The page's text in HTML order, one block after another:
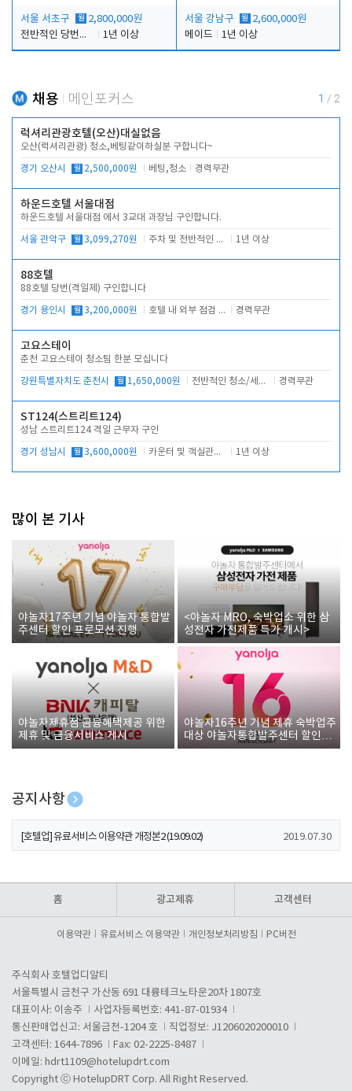
서울 서초구 월 2,800,000원
전반적인 당번업무
1년 이상
서울 강남구 월 2,600,000원
메이드
1년 이상
채용 메인포커스 1 / 2
럭셔리관광호텔(오산)대실없음
오산(럭셔리관광) 청소,베팅같이하실분 구합니다~
경기 오산시 월 2,500,000원 베팅,청소 경력무관
하운드호텔 서울대점
하운드호텔 서울대점 에서 3교대 과장님 구인합니다.
서울 관악구 월 3,099,270원 주차 및 전반적인 당번업무 1년 이상
88호텔
88호텔 당번(격일제) 구인합니다
경기 용인시 월 3,200,000원 호텔 내 외부 점검 및 프런트 운영 경력무관
고요스테이
춘천 고요스테이 청소팀 한분 모십니다
강원특별자치도 춘천시 월 1,650,000원 전반적인 청소/세탁업무 경력무관
ST124(스트리트124)
성남 스트리트124 격일 근무자 구인
경기 성남시 월 3,600,000원 카운터 및 객실관리 전반 1년 이상
많이 본 기사
야놀자17주년 기념 야놀자 통합발
주센터 할인 프로모션 진행
<야놀자 MRO, 숙박업소 위한 삼
성전자 가전제품 특가 개시>
야놀자제휴점 금융혜택제공 위한
제휴 및 금융서비스 게시
야놀자16주년 기념 제휴 숙박업주
대상 야놀자통합발주센터 할인쿠
폰 증정
공지사항
[호텔업] 개인정보 처리방침 개정본1 (19.09.02)
[호텔업] 유료서비스 이용약관 개정본2 (19.09.02) 2019.07.30
홈 광고제휴 고객센터
이용약관 유료서비스 이용약관 개인정보처리방침 PC버전
주식회사 호텔업디알티
서울특별시 금천구 가산동 691 대륭테크노타운20차 1807호
대표이사: 이송주
사업자등록번호: 441-87-01934
통신판매업신고: 서울금천-1204 호
직업정보: J1206020200010
고객센터: 1644-7896
Fax: 02-2225-8487
이메일: hdrt1109@hotelupdrt.com
Copyright ⓒ HotelupDRT Corp. All Right Reserved.